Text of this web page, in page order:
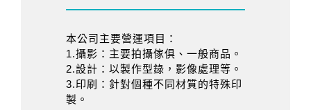
本公司主要營運項目：
1.攝影：主要拍攝傢俱、一般商品。
2.設計：以製作型錄，影像處理等。
3.印刷：針對個種不同材質的特殊印
製。